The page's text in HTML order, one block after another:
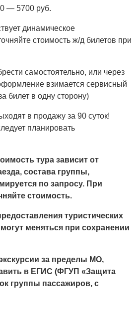
— 5700 руб.
динамическое
стоимость ж/д билетов при
самостоятельно, или через
взимается сервисный
билет в одну сторону)
в продажу за 90 суток!
планировать
тура зависит от
состава группы,
по запросу. При
стоимость.
туристических
меняться при сохранении
за пределы МО,
в ЕГИС (ФГУП «Защита
группы пассажиров, с